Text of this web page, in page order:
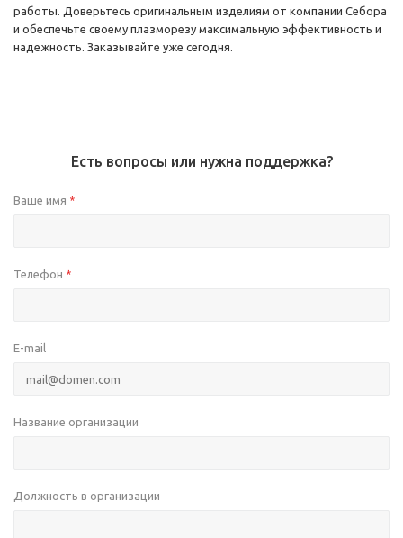
работы. Доверьтесь оригинальным изделиям от компании Себора
и обеспечьте своему плазморезу максимальную эффективность и
надежность. Заказывайте уже сегодня.
Есть вопросы или нужна поддержка?
Ваше имя *
Телефон *
E-mail
Название организации
Должность в организации